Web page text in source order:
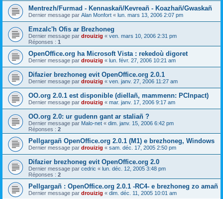
Mentrezh/Furmad - Kennaskañ/Kevreañ - Koazhañ/Gwaskañ
Dernier message par Alan Monfort « lun. mars 13, 2006 2:07 pm
Emzalc'h Ofis ar Brezhoneg
Dernier message par drouizig « ven. mars 10, 2006 2:31 pm
Réponses : 1
OpenOffice.org ha Microsoft Vista : rekedoù digoret
Dernier message par drouizig « lun. févr. 27, 2006 10:21 am
Difazier brezhoneg evit OpenOffice.org 2.0.1
Dernier message par drouizig « ven. janv. 27, 2006 11:27 am
OO.org 2.0.1 est disponible (diellañ, mammenn: PCInpact)
Dernier message par drouizig « mar. janv. 17, 2006 9:17 am
OO.org 2.0: ur gudenn gant ar staliañ ?
Dernier message par Malo-net « dim. janv. 15, 2006 6:42 pm
Réponses : 2
Pellgargañ OpenOffice.org 2.0.1 (M1) e brezhoneg, Windows
Dernier message par drouizig « sam. déc. 17, 2005 2:50 pm
Difazier brezhoneg evit OpenOffice.org 2.0
Dernier message par cedric « lun. déc. 12, 2005 3:48 pm
Réponses : 2
Pellgargañ : OpenOffice.org 2.0.1 -RC4- e brezhoneg zo amañ
Dernier message par drouizig « dim. déc. 11, 2005 10:01 am